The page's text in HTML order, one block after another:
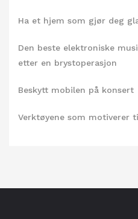
Ha et hjem som gjør deg
Den beste elektroniske
etter en brystoperasjon
Beskytt mobilen på konsert
Verktøyene som motiverer